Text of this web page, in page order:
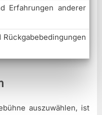
Erfahrungen anderer
auszuwählen, ist